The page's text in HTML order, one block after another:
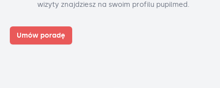
wizyty znajdziesz na swoim profilu pupilmed.
Umów poradę